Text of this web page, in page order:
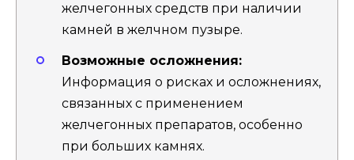
желчегонных средств при наличии
камней в желчном пузыре.
Возможные осложнения:
Информация о рисках и осложнениях,
связанных с применением
желчегонных препаратов, особенно
при больших камнях.